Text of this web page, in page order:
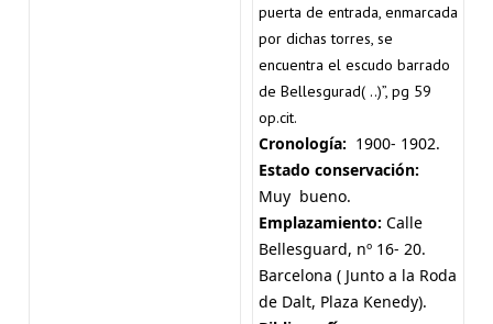
puerta de entrada, enmarcada
por dichas torres, se
encuentra el escudo barrado
de Bellesgurad( ..)”, pg 59
op.cit.
Cronología: 1900- 1902.
Estado conservación:
Muy bueno.
Emplazamiento: Calle
Bellesguard, nº 16- 20.
Barcelona ( Junto a la Roda
de Dalt, Plaza Kenedy).